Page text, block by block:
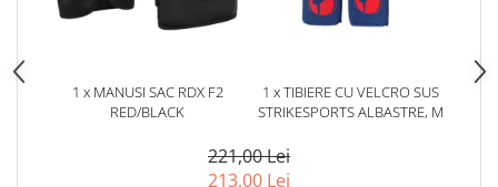
1 x MANUSI SAC RDX F2
RED/BLACK
1 x TIBIERE CU VELCRO SUS
STRIKESPORTS ALBASTRE, M
221,00 Lei
213,00 Lei